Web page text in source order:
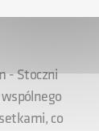
- Stoczni
co